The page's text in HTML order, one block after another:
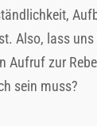
Also, lass
zur
sein muss?